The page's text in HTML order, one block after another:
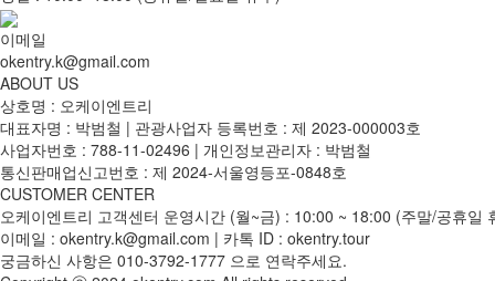
이메일
okentry.k@gmail.com
ABOUT US
상호명 : 오케이엔트리
대표자명 : 박범철 | 관광사업자 등록번호 : 제 2023-000003호
사업자번호 : 788-11-02496 | 개인정보관리자 : 박범철
통신판매업신고번호 : 제 2024-서울영등포-0848호
CUSTOMER CENTER
오케이엔트리 고객센터 운영시간 (월~금) : 10:00 ~ 18:00 (주말/공휴일
이메일 : okentry.k@gmail.com | 카톡 ID : okentry.tour
궁금하신 사항은 010-3792-1777 으로 연락주세요.